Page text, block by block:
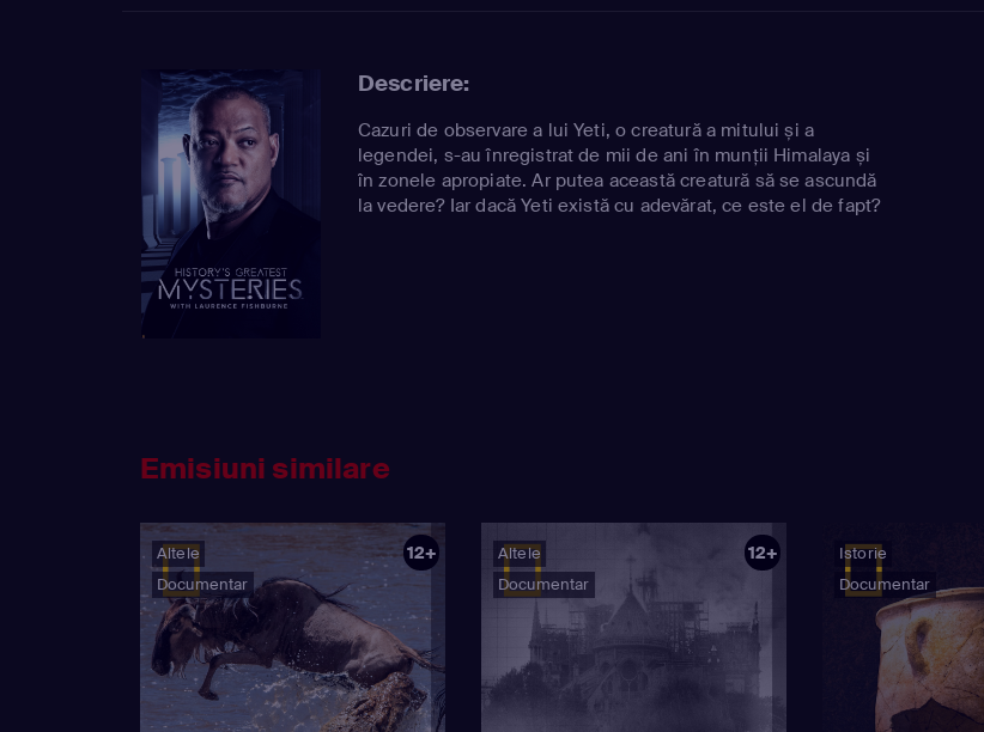
Descriere:
Cazuri de observare a lui Yeti, o creatură a mitului și a
legendei, s-au înregistrat de mii de ani în munții Himalaya și
în zonele apropiate. Ar putea această creatură să se ascundă
la vedere? Iar dacă Yeti există cu adevărat, ce este el de fapt?
Emisiuni similare
Altele
Documentar
12+
Altele
Documentar
12+
Istorie
Documentar